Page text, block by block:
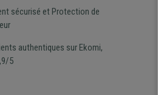
sécurisé et Protection de
authentiques sur Ekomi,
5